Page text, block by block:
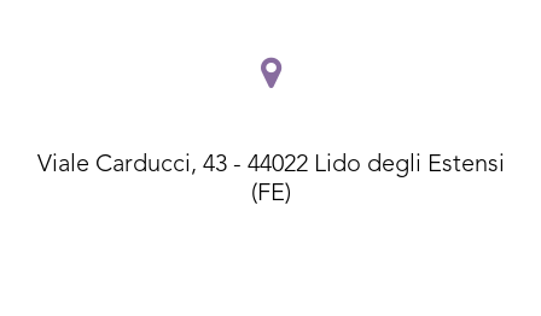
Viale Carducci, 43 - 44022 Lido degli Estensi
(FE)